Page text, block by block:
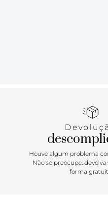
Houve algum problema
Não se preocupe:
forma